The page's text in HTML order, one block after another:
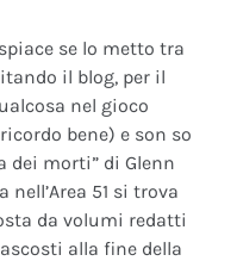
se lo metto tra
il blog, per il
nel gioco
bene) e son so
dei morti” di Glenn
nell’Area 51 si trova
da volumi redatti
alla fine della